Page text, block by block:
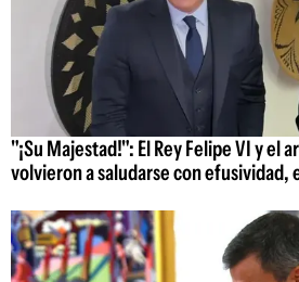
"¡Su Majestad!": El Rey Felipe VI y el
volvieron a saludarse con efusividad,